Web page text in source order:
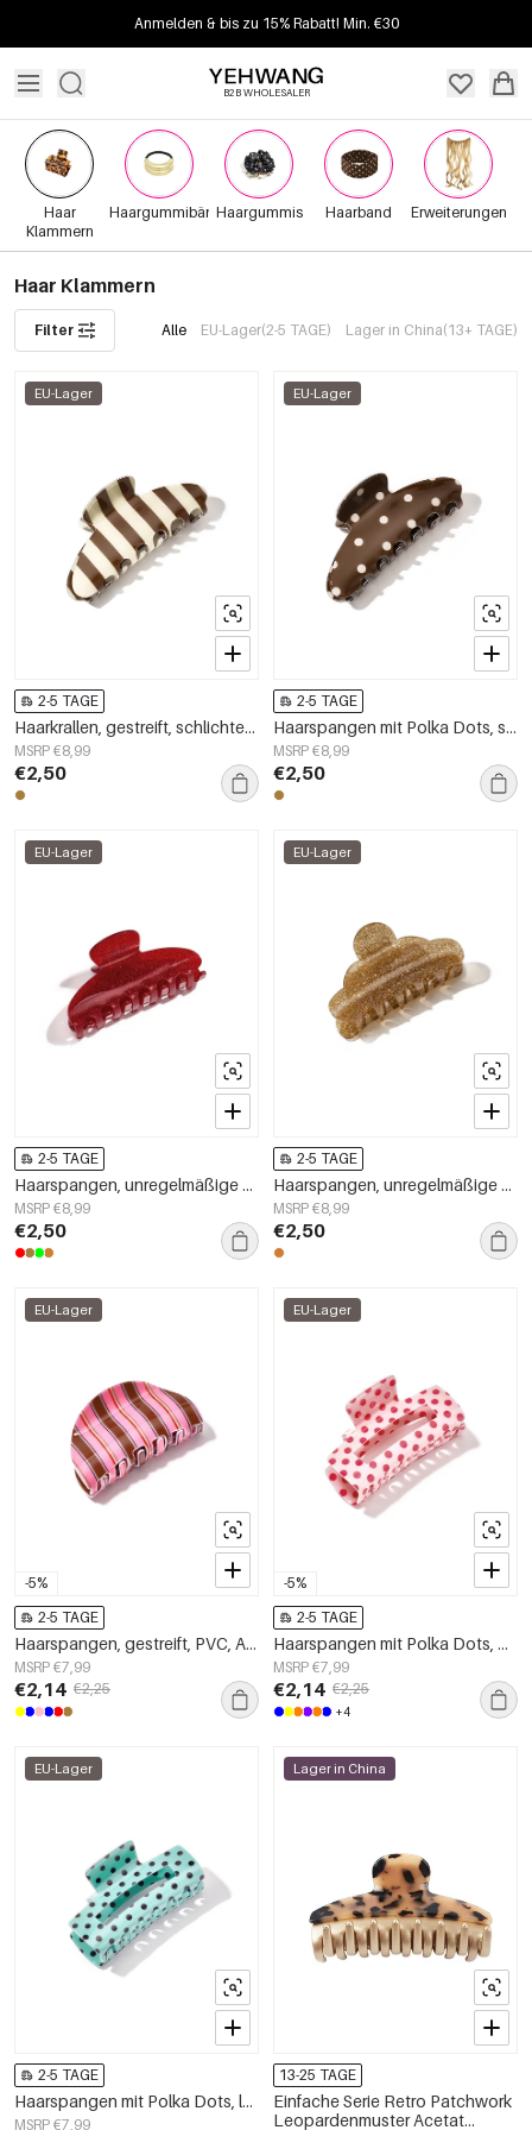
Anmelden & bis zu 15% Rabatt! Min. €30
B2B WHOLESALER
Haar
Klammern
HaargummibänderHaargummis Haarband Erweiterungen
Haar Klammern
Filter Alle EU-Lager(2-5 TAGE) Lager in China(13+ TAGE)
EU-Lager
2-5 TAGE
Haarkrallen, gestreift, schlichtes PVC, Alltagsaccessoires
MSRP €8,99
€2,50
EU-Lager
2-5 TAGE
Haarspangen mit Polka Dots, schlichte PVC-Accessoires für den Alltag
MSRP €8,99
€2,50
EU-Lager
2-5 TAGE
Haarspangen, unregelmäßige Form, Alltags-Imitation aus Acetatfolie, Alltagsaccessoires
MSRP €8,99
€2,50
EU-Lager
2-5 TAGE
Haarspangen, unregelmäßige Form, Alltags-Imitation aus Acetatfolie, Alltagsaccessoires
MSRP €8,99
€2,50
-5%
EU-Lager
2-5 TAGE
Haarspangen, gestreift, PVC, Alltagsaccessoires
MSRP €7,99
€2,14 €2,25
-5%
EU-Lager
2-5 TAGE
Haarspangen mit Polka Dots, PVC-Accessoires für jeden Tag
MSRP €7,99
€2,14 €2,25
+4
EU-Lager
2-5 TAGE
Haarspangen mit Polka Dots, lässiges PVC, Alltagsaccessoires
MSRP €7,99
Lager in China
13-25 TAGE
Einfache Serie Retro Patchwork
Leopardenmuster Acetat